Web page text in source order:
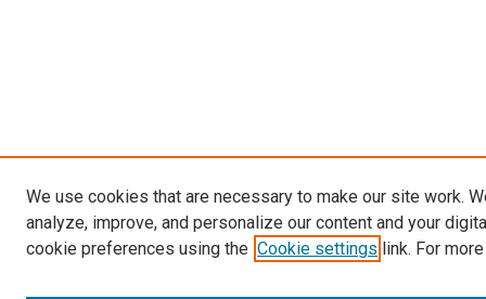
We use cookies that are necessary to make our site work.
analyze, improve, and personalize our content and your
cookie preferences using the Cookie settings link. For